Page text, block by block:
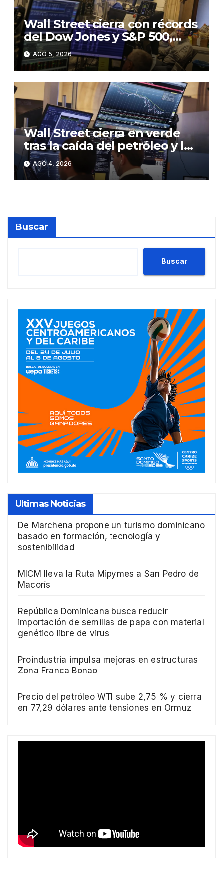
Wall Street cierra con récords
del Dow Jones y S&P 500,
ante el optimismo por un
posible pacto para reabrir
Ormuz
AGO 5, 2026
Wall Street cierra en verde
tras la caída del petróleo y la
subida de las tecnológicas
AGO 4, 2026
Buscar
Buscar
Ultimas Noticias
De Marchena propone un turismo dominicano
basado en formación, tecnología y
sostenibilidad
MICM lleva la Ruta Mipymes a San Pedro de
Macorís
República Dominicana busca reducir
importación de semillas de papa con material
genético libre de virus
Proindustria impulsa mejoras en estructuras
Zona Franca Bonao
Precio del petróleo WTI sube 2,75 % y cierra
en 77,29 dólares ante tensiones en Ormuz